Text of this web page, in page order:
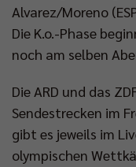
Alvarez/Moreno
Die K.o.-Phase
noch am selben
Die ARD und das
Sendestrecken im
gibt es jeweils im
olympischen